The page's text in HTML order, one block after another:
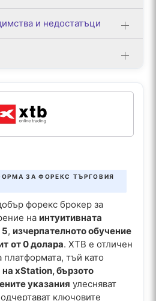
и недостатъци
ЗА ФОРЕКС ТЪРГОВИЯ
форекс брокер за
на интуитивната
, изчерпателното обучение
от 0 долара. XTB е отличен
платформата, тъй като
xStation, бързото
указания улесняват
ключовите